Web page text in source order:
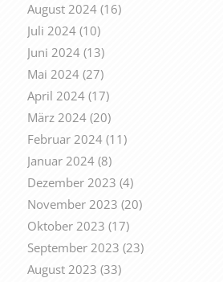
August 2024(16)
Juli 2024(10)
Juni 2024(13)
Mai 2024(27)
April 2024(17)
März 2024(20)
Februar 2024(11)
Januar 2024(8)
Dezember 2023 (4)
November 2023 (20)
Oktober 2023 (17)
September 2023 (23)
August 2023 (33)